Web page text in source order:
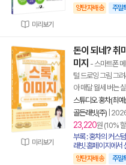
미리보기
양탄자배송 주말
미리보기
돈이 되네? 취
미지 - 스마트폰
털 드로잉 그림 그
아 매달 월세 버는
스튜디오 홍차(최예
골든래빗(주)
23,220원 (10%
부록 : 홍차의 커스
래빗 홈페이지에서
양탄자배송 주말